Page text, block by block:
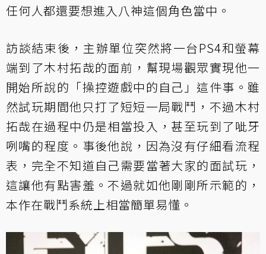
任何人都還要想進入八神這個角色當中。
訪談結束後，主辦單位突然將一台PS4和螢幕
端到了木村拓哉的面前，幫現場觀眾實現他一
開始所說的「操控遊戲中的自己」這件事。雖
然試玩期間他只打了短短一局戰鬥，不過木村
拓哉在過程中仍是相當投入，甚至玩到了呲牙
咧嘴的程度。事後他說，因為沒有仔細看流程
表，完全不知道自己需要當著大家的面試玩，
這讓他有點害羞。不過就如他剛剛所示範的，
本作在戰鬥系統上相當簡單易懂。